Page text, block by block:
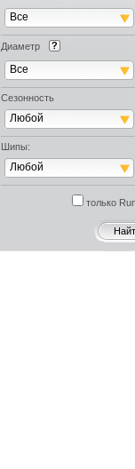
Все
Диаметр
Все
Сезонность
Любой
Шипы:
Любой
только